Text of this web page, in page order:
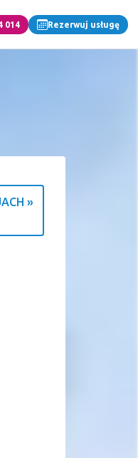
014 Rezerwuj usługę
»